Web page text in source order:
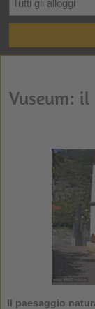
Vuseum:
Il paesaggio